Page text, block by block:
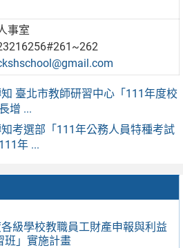
級學校教職員工財產申報與利益
班」實施計畫
事室
臺北市教師研習中心「111年度校
增 ...
考選部「111年公務人員特種考試
年 ...